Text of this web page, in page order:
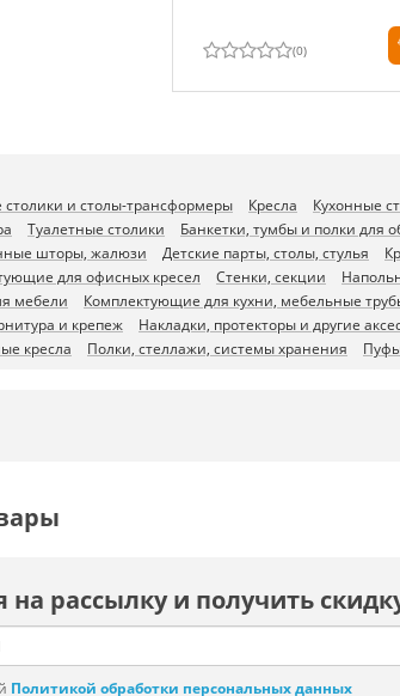
(0)
и столы-трансформеры Кресла Кухонные
Туалетные столики Банкетки, тумбы и полки для
шторы, жалюзи Детские парты, столы, стулья
для офисных кресел
Стенки, секции
мебели
Комплектующие для кухни, мебельные
и крепеж
Накладки, протекторы и другие
кресла
Полки, стеллажи, системы хранения
на рассылку и получить
Политикой обработки персональных данных